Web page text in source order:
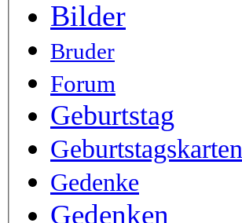
Bilder
Bruder
Forum
Geburtstag
Geburtstagskarten
Gedenke
Gedenken